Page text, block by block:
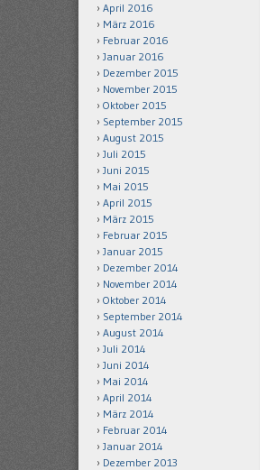
April 2016
März 2016
Februar 2016
Januar 2016
Dezember 2015
November 2015
Oktober 2015
September 2015
August 2015
Juli 2015
Juni 2015
Mai 2015
April 2015
März 2015
Februar 2015
Januar 2015
Dezember 2014
November 2014
Oktober 2014
September 2014
August 2014
Juli 2014
Juni 2014
Mai 2014
April 2014
März 2014
Februar 2014
Januar 2014
Dezember 2013